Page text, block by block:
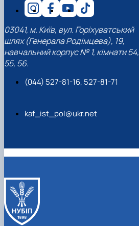
03041, м. Київ, вул. Горіхуватський
шлях (Генерала Родімцева), 19,
навчальний корпус № 1, кімнати 54,
55, 56.
(044) 527-81-16, 527-81-71
kaf_ist_pol@ukr.net